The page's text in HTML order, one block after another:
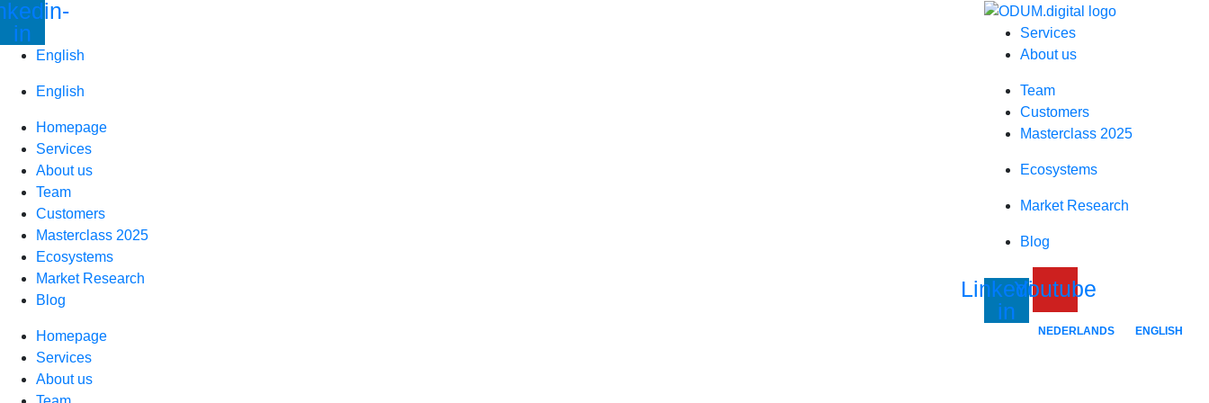
Skip
content
Services
About us
Team
Customers
Masterclass 2025
Ecosystems
Market Research
Blog
Linkedin-
in
Youtube
NEDERLANDS ENGLISH
in
English
English
Homepage
Services
About us
Team
Customers
Masterclass 2025
Ecosystems
Market Research
Blog
Homepage
Services
About us